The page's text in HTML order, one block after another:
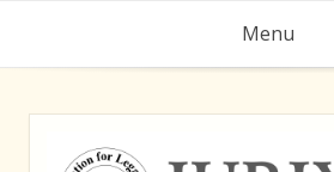
Menu